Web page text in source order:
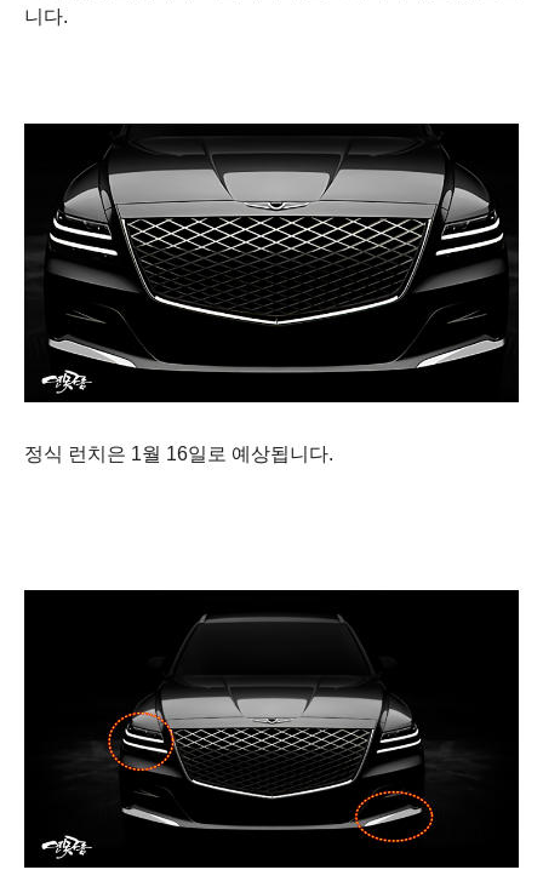
니다.
정식 런치은 1월 16일로 예상됩니다.